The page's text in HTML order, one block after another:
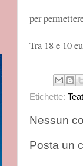
per
Tra 18 e 10
Etichette:
Nessun
Posta un